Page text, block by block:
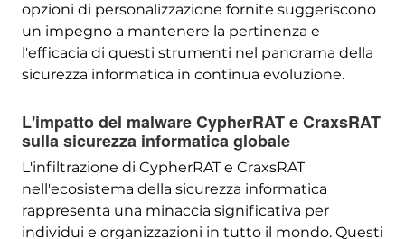
opzioni di personalizzazione fornite suggeriscono
un impegno a mantenere la pertinenza e
l'efficacia di questi strumenti nel panorama della
sicurezza informatica in continua evoluzione.
L'impatto del malware CypherRAT e CraxsRAT
sulla sicurezza informatica globale
L'infiltrazione di CypherRAT e CraxsRAT
nell'ecosistema della sicurezza informatica
rappresenta una minaccia significativa per
individui e organizzazioni in tutto il mondo. Questi